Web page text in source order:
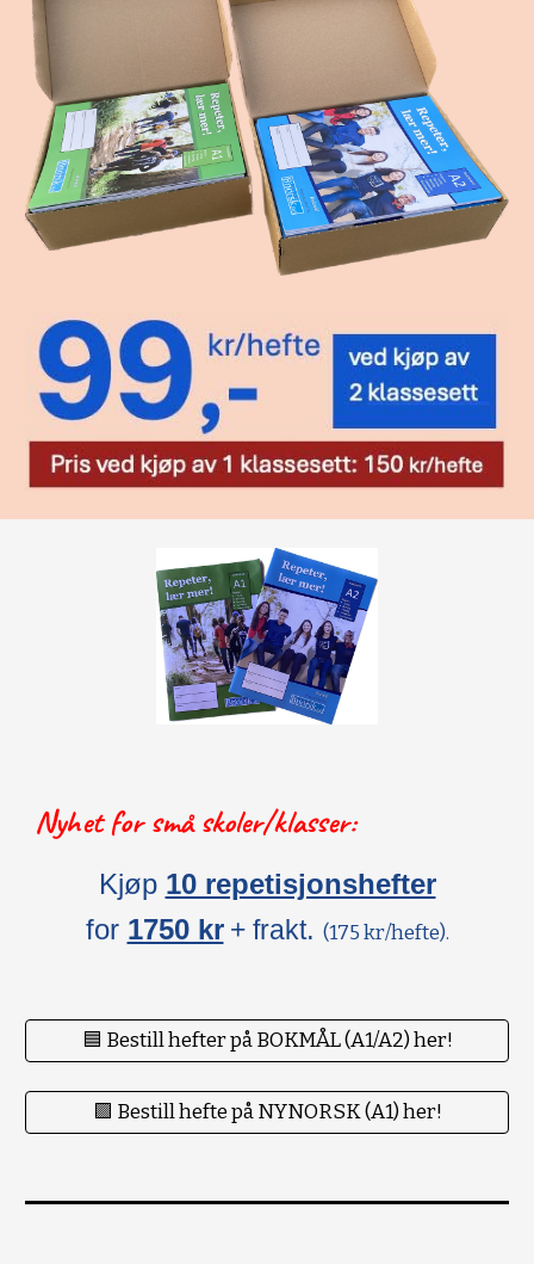
Nyhet for små skoler/klasser:
Kjøp 10 repetisjonshefter
for 1750 kr + frakt. (175 kr/hefte).
🟦 Bestill hefter på BOKMÅL (A1/A2) her!
🟪 Bestill hefte på NYNORSK (A1) her!